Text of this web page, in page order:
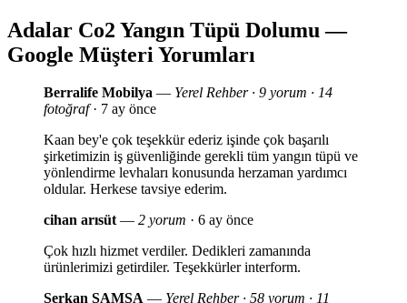
Adalar Co2 Yangın Tüpü Dolumu —
Google Müşteri Yorumları
Berralife Mobilya — Yerel Rehber · 9 yorum · 14
fotoğraf· 7 ay önce
Kaan bey'e çok teşekkür ederiz işinde çok başarılı
şirketimizin iş güvenliğinde gerekli tüm yangın tüpü ve
yönlendirme levhaları konusunda herzaman yardımcı
oldular. Herkese tavsiye ederim.
cihan arısüt— 2 yorum · 6 ay önce
Çok hızlı hizmet verdiler. Dedikleri zamanında
ürünlerimizi getirdiler. Teşekkürler interform.
Serkan SAMSA — Yerel Rehber · 58 yorum · 11